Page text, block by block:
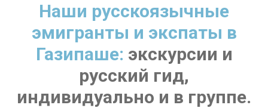
Наши русскоязычные
эмигранты и экспаты в
Газипаше: экскурсии и
русский гид,
индивидуально и в группе.